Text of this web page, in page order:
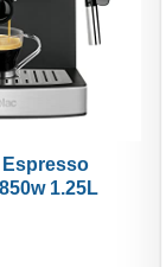
1.25L